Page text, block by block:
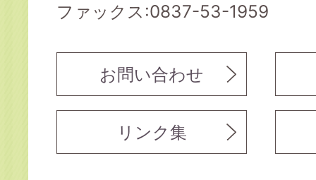
ファックス:0837-53-1959
お問い合わせ
リンク集